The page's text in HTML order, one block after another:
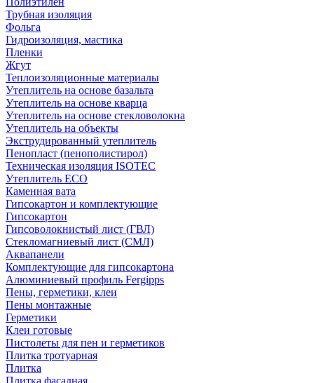
Трубная изоляция
Фольга
Гидроизоляция, мастика
Пленки
Жгут
Теплоизоляционные материалы
Утеплитель на основе базальта
Утеплитель на основе кварца
Утеплитель на основе стекловолокна
Утеплитель на объекты
Экструдированный утеплитель
Пенопласт (пенополистирол)
Техническая изоляция ISOTEC
Утеплитель ECO
Каменная вата
Гипсокартон и комплектующие
Гипсокартон
Гипсоволокнистый лист (ГВЛ)
Стекломагниевый лист (СМЛ)
Аквапанели
Комплектующие для гипсокартона
Алюминиевый профиль Fergipps
Пены, герметики, клеи
Пены монтажные
Герметики
Клеи готовые
Пистолеты для пен и герметиков
Плитка тротуарная
Плитка
Плитка фасадная